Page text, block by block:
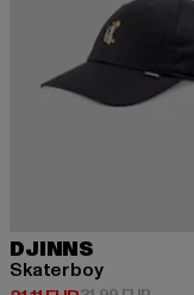
DJINNS
Skaterboy